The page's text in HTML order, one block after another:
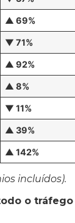
▲ 69%
▼ 71%
▲ 92%
▲ 8%
▼ 11%
▲ 39%
▲ 142%
incluídos).
o